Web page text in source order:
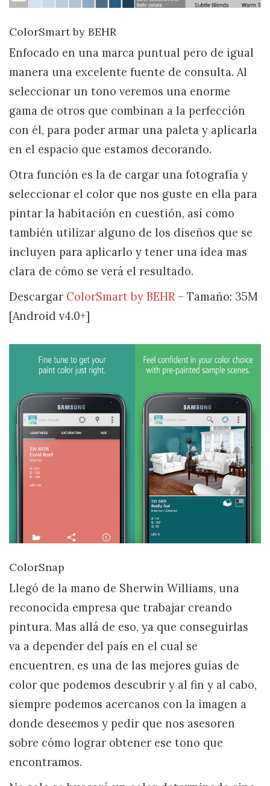
ColorSmart by BEHR
Enfocado en una marca puntual pero de igual
manera una excelente fuente de consulta. Al
seleccionar un tono veremos una enorme
gama de otros que combinan a la perfección
con él, para poder armar una paleta y aplicarla
en el espacio que estamos decorando.
Otra función es la de cargar una fotografía y
seleccionar el color que nos guste en ella para
pintar la habitación en cuestión, así como
también utilizar alguno de los diseños que se
incluyen para aplicarlo y tener una idea mas
clara de cómo se verá el resultado.
Descargar ColorSmart by BEHR – Tamaño: 35M
[Android v4.0+]
ColorSnap
Llegó de la mano de Sherwin Williams, una
reconocida empresa que trabajar creando
pintura. Mas allá de eso, ya que conseguirlas
va a depender del país en el cual se
encuentren, es una de las mejores guías de
color que podemos descubrir y al fin y al cabo,
siempre podemos acercanos con la imagen a
donde deseemos y pedir que nos asesoren
sobre cómo lograr obtener ese tono que
encontramos.